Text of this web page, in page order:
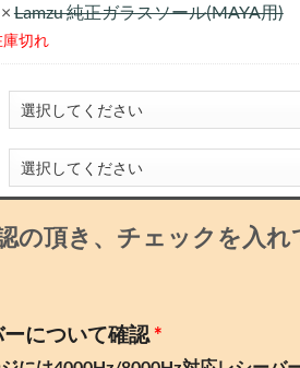
×Lamzu 純正ガラスソール(MAYA用)
庫切れ
の頂き、チェックを入れ
ーについて確認*